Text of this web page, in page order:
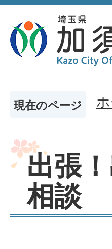
現在のページ
出張
相談